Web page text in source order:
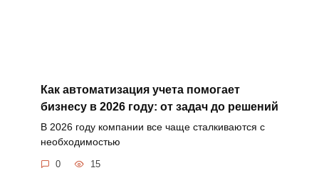
Как автоматизация учета помогает
бизнесу в 2026 году: от задач до решений
В 2026 году компании все чаще сталкиваются с
необходимостью
0 15